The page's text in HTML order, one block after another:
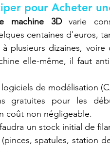
pour Acheter
machine 3D varie
centaines d'euros,
plusieurs dizaines, voire
elle-même, il faut
de modélisation
gratuites pour les
coût non négligeable.
un stock initial de
spatules, station